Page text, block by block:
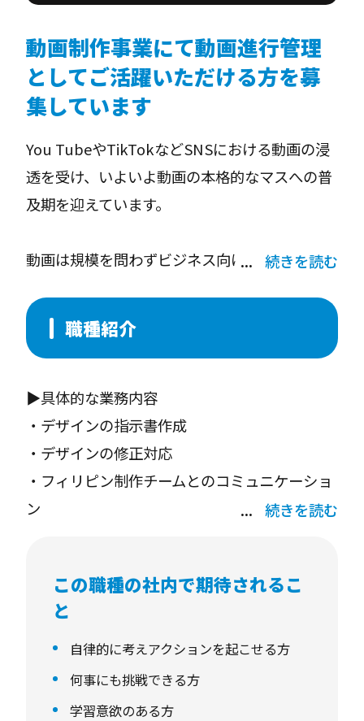
動画制作事業にて動画進行管理
としてご活躍いただける方を募
集しています
You TubeやTikTokなどSNSにおける動画の浸
透を受け、いよいよ動画の本格的なマスへの普
及期を迎えています。
動画は規模を問わずビジネス向けの新しいタイ
織の内外でアイデアを提案したり、プロセスを
説明したり、チームメンバーとコミュニケーシ
います。
例えば以下のような動画を制作しております。
・マニュアル動画
・オンボーディング動画
弊社では動画の継続的なPDCAと量産体制を実
現する、クラウド動画制作を提供してます！
クリエイティブ業界に興味ある方や、スタート
アップにチャレンジしてみたい方など大歓迎で
続きを読む
職種紹介
▶️具体的な業務内容
・デザインの指示書作成
・デザインの修正対応
・フィリピン制作チームとのコミュニケーショ
ン
▶️身につけられる体験・ノウハウ
スタートアップということもあり、単に動画デ
ィレクション業務だけを行うのではなく、動画
ディレクターとして動画制作事業を経営視点で
どのようにスケールさせていくか。
続きを読む
この職種の社内で期待されるこ
と
自律的に考えアクションを起こせる方
何事にも挑戦できる方
学習意欲のある方